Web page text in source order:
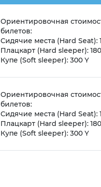
Ориентировочная
билетов:
Сидячие места (Hard Seat):
Плацкарт (Hard sleeper):
Купе (Soft sleeper): 300 Y
Ориентировочная
билетов:
Сидячие места (Hard Seat):
Плацкарт (Hard sleeper):
Купе (Soft sleeper): 300 Y